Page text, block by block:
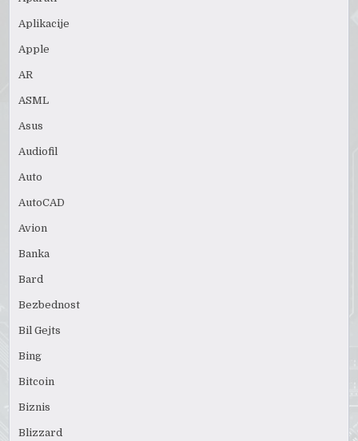
Aplikacije
Apple
AR
ASML
Asus
Audiofil
Auto
AutoCAD
Avion
Banka
Bard
Bezbednost
Bil Gejts
Bing
Bitcoin
Biznis
Blizzard